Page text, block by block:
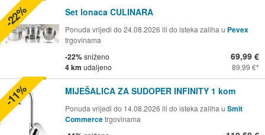
Set lonaca CULINARA
Ponuda vrijedi do 24.08.2026 ili do isteka zaliha u Pevex
trgovinama
-22%sniženo
4 km udaljeno
69,99 €
89,99 €
-22%
MIJEŠALICA ZA SUDOPER INFINITY 1 kom
Ponuda vrijedi do 14.08.2026 ili do isteka zaliha u Smit
Commercetrgovinama
-11%